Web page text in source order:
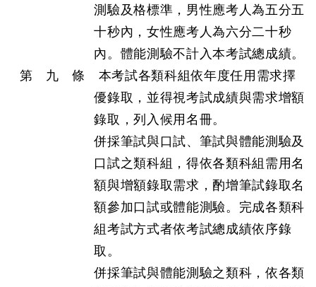
測驗及格標準，男性應考人為五分五
十秒內，女性應考人為六分二十秒
內。體能測驗不計入本考試總成績。
第 九 條 本考試各類科組依年度任用需求擇
優錄取，並得視考試成績與需求增額
錄取，列入候用名冊。
併採筆試與口試、筆試與體能測驗及
口試之類科組，得依各類科組需用名
額與增額錄取需求，酌增筆試錄取名
額參加口試或體能測驗。完成各類科
組考試方式者依考試總成績依序錄
取。
併採筆試與體能測驗之類科，依各類